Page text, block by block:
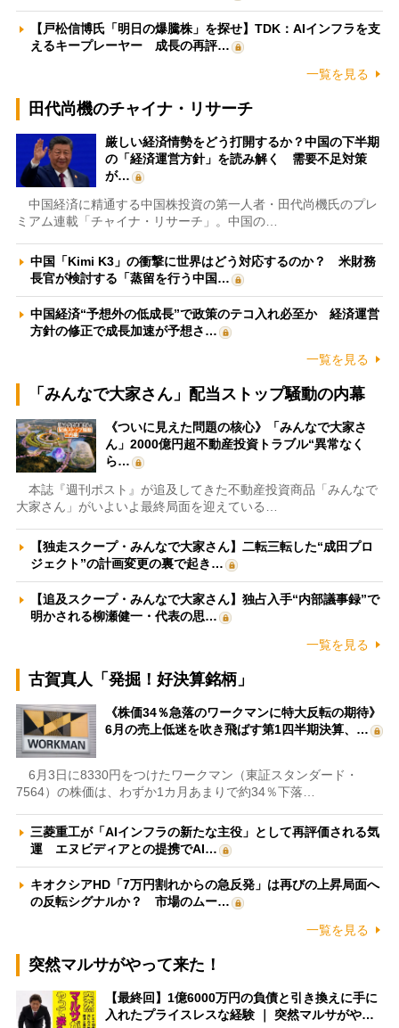
【戸松信博氏「明日の爆騰株」を探せ】TDK：AIインフラを支
えるキープレーヤー 成長の再評…
一覧を見る
田代尚機のチャイナ・リサーチ
厳しい経済情勢をどう打開するか？中国の下半期
の「経済運営方針」を読み解く 需要不足対策
が…
中国経済に精通する中国株投資の第一人者・田代尚機氏のプレ
ミアム連載「チャイナ・リサーチ」。中国の…
中国「Kimi K3」の衝撃に世界はどう対応するのか？ 米財務
長官が検討する「蒸留を行う中国…
中国経済“予想外の低成長”で政策のテコ入れ必至か 経済運営
方針の修正で成長加速が予想さ…
一覧を見る
「みんなで大家さん」配当ストップ騒動の内幕
《ついに見えた問題の核心》「みんなで大家さ
ん」2000億円超不動産投資トラブル“異常なく
ら…
本誌『週刊ポスト』が追及してきた不動産投資商品「みんなで
大家さん」がいよいよ最終局面を迎えている…
【独走スクープ・みんなで大家さん】二転三転した“成田プロ
ジェクト”の計画変更の裏で起き…
【追及スクープ・みんなで大家さん】独占入手“内部議事録”で
明かされる柳瀬健一・代表の思…
一覧を見る
古賀真人「発掘！好決算銘柄」
《株価34％急落のワークマンに特大反転の期待》
6月の売上低迷を吹き飛ばす第1四半期決算、…
6月3日に8330円をつけたワークマン（東証スタンダード・
7564）の株価は、わずか1カ月あまりで約34％下落…
三菱重工が「AIインフラの新たな主役」として再評価される気
運 エヌビディアとの提携でAI…
キオクシアHD「7万円割れからの急反発」は再びの上昇局面へ
の反転シグナルか？ 市場のムー…
一覧を見る
突然マルサがやって来た！
【最終回】1億6000万円の負債と引き換えに手に
入れたプライスレスな経験 ｜ 突然マルサがや…